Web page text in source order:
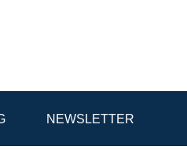
NEWSLETTER